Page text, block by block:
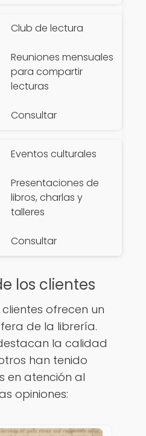
Club de lectura
Reuniones mensuales
para compartir
lecturas
Consultar
Eventos culturales
Presentaciones de
libros, charlas y
talleres
Consultar
los clientes
ofrecen un
de la librería.
la calidad
han tenido
en atención al
opiniones: